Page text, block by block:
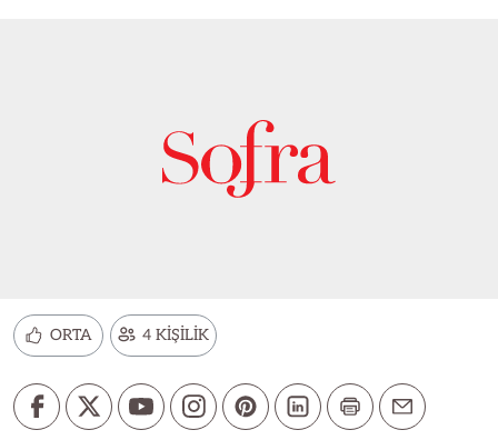
ORTA 4 KİŞİLİK